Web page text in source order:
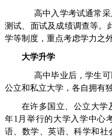
高中入学考试通常采
测试、面试及成绩调查等。
学等制度，重点考虑学力之
大学升学
高中毕业后，学生可
公立和私立大学，各自拥有
在许多国立、公立大学
年1月举行的大学入学中心
语、数学、英语、科学和